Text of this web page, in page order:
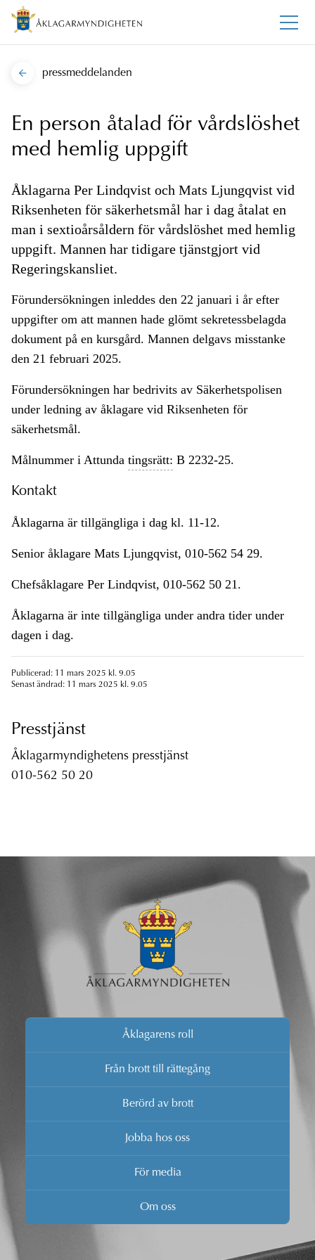
pressmeddelanden
En person åtalad för vårdslöshet
med hemlig uppgift
Åklagarna Per Lindqvist och Mats Ljungqvist vid
Riksenheten för säkerhetsmål har i dag åtalat en
man i sextioårsåldern för vårdslöshet med hemlig
uppgift. Mannen har tidigare tjänstgjort vid
Regeringskansliet.
Förundersökningen inleddes den 22 januari i år efter
uppgifter om att mannen hade glömt sekretessbelagda
dokument på en kursgård. Mannen delgavs misstanke
den 21 februari 2025.
Förundersökningen har bedrivits av Säkerhetspolisen
under ledning av åklagare vid Riksenheten för
säkerhetsmål.
Målnummer i Attunda tingsrätt: B 2232-25.
Kontakt
Åklagarna är tillgängliga i dag kl. 11-12.
Senior åklagare Mats Ljungqvist, 010-562 54 29.
Chefsåklagare Per Lindqvist, 010-562 50 21.
Åklagarna är inte tillgängliga under andra tider under
dagen i dag.
Publicerad: 11 mars 2025 kl. 9.05
Senast ändrad: 11 mars 2025 kl. 9.05
Presstjänst
Åklagarmyndighetens presstjänst
010-562 50 20
Åklagarens roll
Från brott till rättegång
Berörd av brott
Jobba hos oss
För media
Om oss